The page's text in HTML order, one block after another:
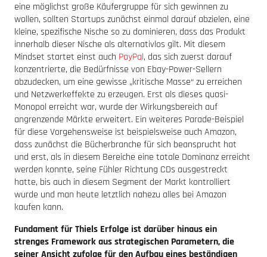
eine möglichst große Käufergruppe für sich gewinnen zu
wollen, sollten Startups zunächst einmal darauf abzielen, eine
kleine, spezifische Nische so zu dominieren, dass das Produkt
innerhalb dieser Nische als alternativlos gilt. Mit diesem
Mindset startet einst auch PayPal, das sich zuerst darauf
konzentrierte, die Bedürfnisse von Ebay-Power-Sellern
abzudecken, um eine gewisse „kritische Masse“ zu erreichen
und Netzwerkeffekte zu erzeugen. Erst als dieses quasi-
Monopol erreicht war, wurde der Wirkungsbereich auf
angrenzende Märkte erweitert. Ein weiteres Parade-Beispiel
für diese Vorgehensweise ist beispielsweise auch Amazon,
dass zunächst die Bücherbranche für sich beansprucht hat
und erst, als in diesem Bereiche eine totale Dominanz erreicht
werden konnte, seine Fühler Richtung CDs ausgestreckt
hatte, bis auch in diesem Segment der Markt kontrolliert
wurde und man heute letztlich nahezu alles bei Amazon
kaufen kann.
Fundament für Thiels Erfolge ist darüber hinaus ein
strenges Framework aus strategischen Parametern, die